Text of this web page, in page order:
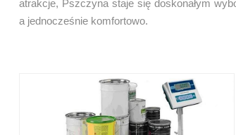
atrakcje, Pszczyna staje się doskonałym
a jednocześnie komfortowo.